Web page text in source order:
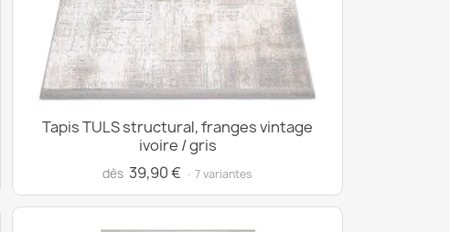
Tapis TULS structural, franges vintage
ivoire / gris
dès 39,90 € · 7 variantes